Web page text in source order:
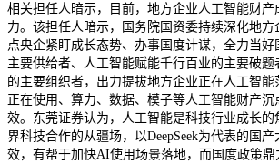
相关担任人暗示，目前，地方企业人工智能财产
力。该担任人暗示，国务院国资委持续深化地
点央企紧盯成长态势、办事国度计谋，全力当
主要供给者、人工智能赋能千行百业的主要破
的主要组织者，出力提拔地方企业正在人工智能
正在使用、算力、数据、模子等人工智能财产
效。东莞证券认为，人工智能是科技行业成长
界科技合作的从疆场，以DeepSeek为代表的国
效，有帮于加快AI使用场景落地，而国度政策